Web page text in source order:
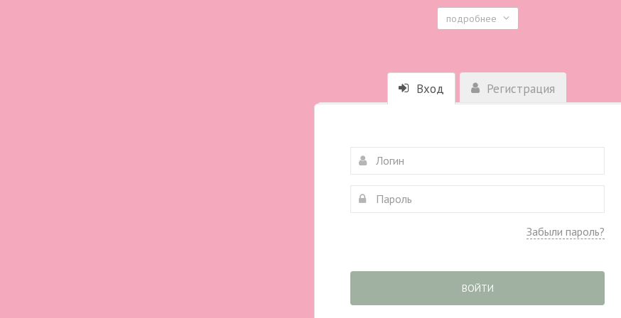
подробнее
Вход Регистрация
Забыли пароль?
ВОЙТИ